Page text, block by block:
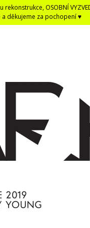
OSOBNÍ
děkujeme za pochopení ♥
HLEDAT